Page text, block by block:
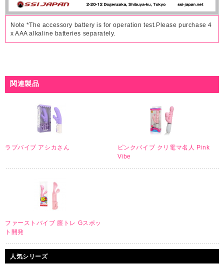
人気シリーズ
Note *The accessory battery is for operation test.Please purchase 4
x AAA alkaline batteries separately.
関連製品
ラブバイブ アシカさん
ピンクバイブ クリ電マ名人 Pink
Vibe
ファーストバイブ 膣トレ Gスポッ
ト開発